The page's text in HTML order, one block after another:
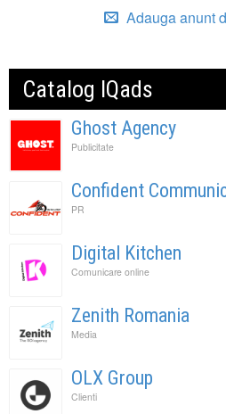
Adauga anunt
Catalog IQads
Ghost Agency
Publicitate
Confident
PR
Digital Kitchen
Comunicare online
Zenith Romania
Media
OLX Group
Clienti